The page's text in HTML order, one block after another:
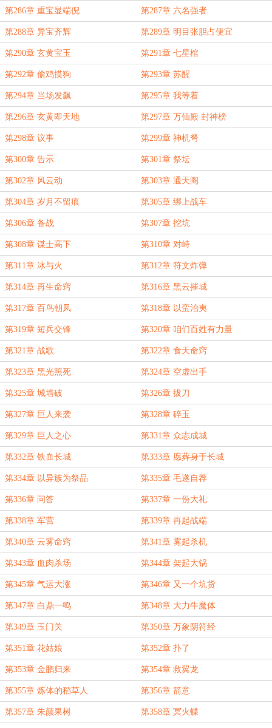
第286章 重宝显端倪 第287章 六名强者
第288章 异宝齐辉 第289章 明目张胆占便宜
第290章 玄黄宝玉 第291章 七星棺
第292章 偷鸡摸狗 第293章 苏醒
第294章 当场发飙 第295章 我等着
第296章 玄黄即天地 第297章 万仙殿 封神榜
第298章 议事 第299章 神机弩
第300章 告示 第301章 祭坛
第302章 风云动 第303章 通天阁
第304章 岁月不留痕 第305章 绑上战车
第306章 备战 第307章 挖坑
第308章 谋士高下 第310章 对峙
第311章 冰与火 第312章 符文炸弹
第314章 再生命窍 第316章 黑云摧城
第317章 百鸟朝凤 第318章 以蛮治夷
第319章 短兵交锋 第320章 咱们百姓有力量
第321章 战歌 第322章 食天命窍
第323章 黑光照死 第324章 空虚出手
第325章 城墙破 第326章 拔刀
第327章 巨人来袭 第328章 碎玉
第329章 巨人之心 第331章 众志成城
第332章 铁血长城 第333章 愿葬身于长城
第334章 以异族为祭品 第335章 毛遂自荐
第336章 问答 第337章 一份大礼
第338章 军营 第339章 再起战端
第340章 云雾命窍 第341章 雾起杀机
第343章 血肉杀场 第344章 架起大锅
第345章 气运大涨 第346章 又一个坑货
第347章 白鼎一鸣 第348章 大力牛魔体
第349章 玉门关 第350章 万象阴符经
第351章 花姑娘 第352章 扑了
第353章 金鹏归来 第354章 救翼龙
第355章 炼体的稻草人 第356章 箭意
第357章 朱颜果树 第358章 冥火蝶